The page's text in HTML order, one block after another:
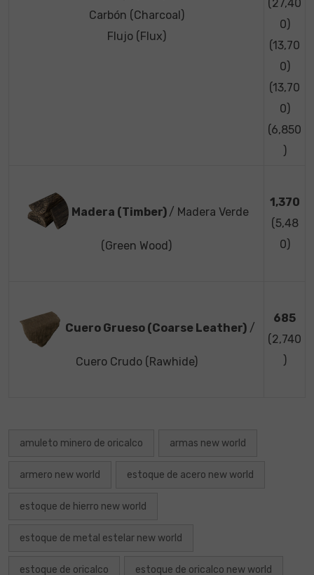
Carbón (Charcoal)
Flujo (Flux)
(27,40
0)
(13,70
0)
(13,70
0)
(6,850
)
Madera (Timber) / Madera Verde
(Green Wood)
1,370
(5,48
0)
Cuero Grueso (Coarse Leather) /
Cuero Crudo (Rawhide)
685
(2,740
)
amuleto minero de oricalco armas new world
armero new world estoque de acero new world
estoque de hierro new world
estoque de metal estelar new world
estoque de oricalco estoque de oricalco new world